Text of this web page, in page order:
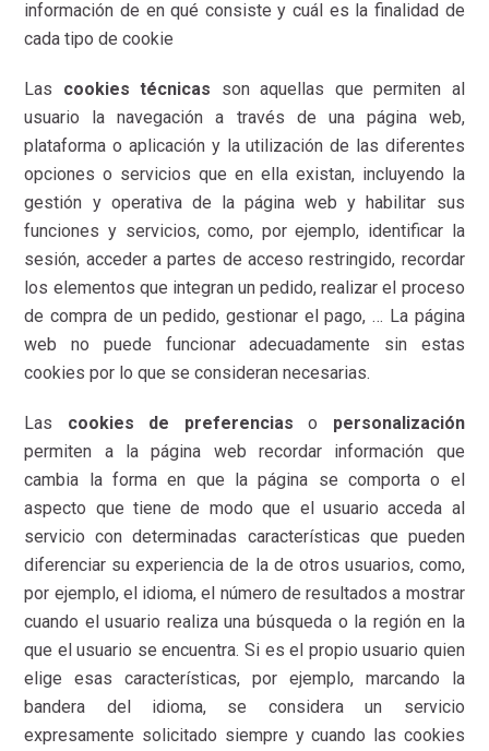
información de en qué consiste y cuál es la finalidad de
cada tipo de cookie
Las cookies técnicas son aquellas que permiten al
usuario la navegación a través de una página web,
plataforma o aplicación y la utilización de las diferentes
opciones o servicios que en ella existan, incluyendo la
gestión y operativa de la página web y habilitar sus
funciones y servicios, como, por ejemplo, identificar la
sesión, acceder a partes de acceso restringido, recordar
los elementos que integran un pedido, realizar el proceso
de compra de un pedido, gestionar el pago, … La página
web no puede funcionar adecuadamente sin estas
cookies por lo que se consideran necesarias.
Las cookies de preferencias o personalización
permiten a la página web recordar información que
cambia la forma en que la página se comporta o el
aspecto que tiene de modo que el usuario acceda al
servicio con determinadas características que pueden
diferenciar su experiencia de la de otros usuarios, como,
por ejemplo, el idioma, el número de resultados a mostrar
cuando el usuario realiza una búsqueda o la región en la
que el usuario se encuentra. Si es el propio usuario quien
elige esas características, por ejemplo, marcando la
bandera del idioma, se considera un servicio
expresamente solicitado siempre y cuando las cookies